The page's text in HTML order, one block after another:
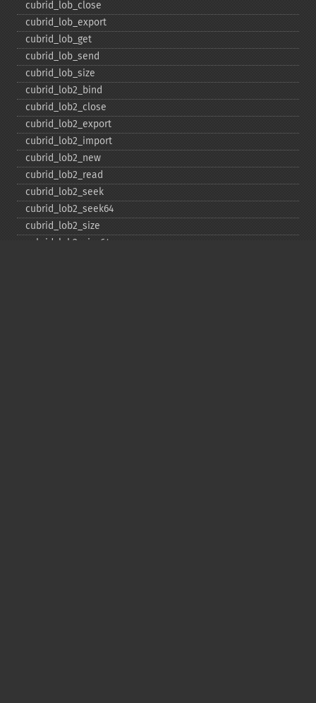
cubrid_​lob_​close
cubrid_​lob_​export
cubrid_​lob_​get
cubrid_​lob_​send
cubrid_​lob_​size
cubrid_​lob2_​bind
cubrid_​lob2_​close
cubrid_​lob2_​export
cubrid_​lob2_​import
cubrid_​lob2_​new
cubrid_​lob2_​read
cubrid_​lob2_​seek
cubrid_​lob2_​seek64
cubrid_​lob2_​size
cubrid_​lob2_​size64